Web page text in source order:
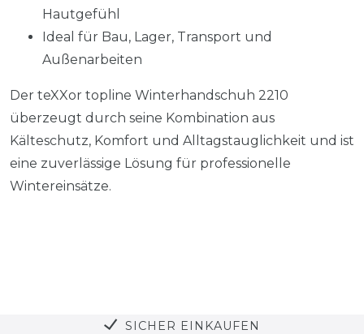
Hautgefühl
Ideal für Bau, Lager, Transport und
Außenarbeiten
Der teXXor topline Winterhandschuh 2210
überzeugt durch seine Kombination aus
Kälteschutz, Komfort und Alltagstauglichkeit und ist
eine zuverlässige Lösung für professionelle
Wintereinsätze.
SICHER EINKAUFEN